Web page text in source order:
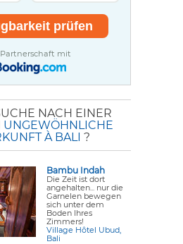
mit
NACH EINER
UNGEWÖHNLICHE
À BALI ?
Bambu Indah
Die Zeit ist dort
angehalten... nur die
Garnelen bewegen
sich unter dem
Boden Ihres
Zimmers!
Village Hôtel Ubud,
Bali